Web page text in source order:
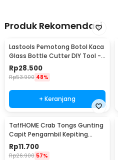
Produk Rekomendasi
Lastools Pemotong Botol Kaca
Glass Bottle Cutter DIY Tool -
WD19
Rp28.500
Rp53.900 48%
+ Keranjang
TaffHOME Crab Tongs Gunting
Capit Pengambil Kepiting
27cm Flat - CT1716
Rp11.700
Rp26.900 57%